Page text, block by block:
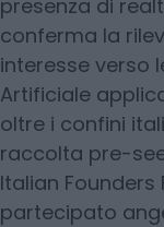
presenza di
conferma la
interesse verso
Artificiale
oltre i confini
raccolta pre-
Italian Founders
partecipato